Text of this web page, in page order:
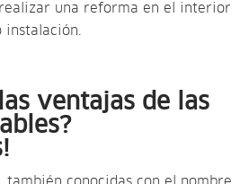
una reforma en el interior
instalación.
ventajas de las